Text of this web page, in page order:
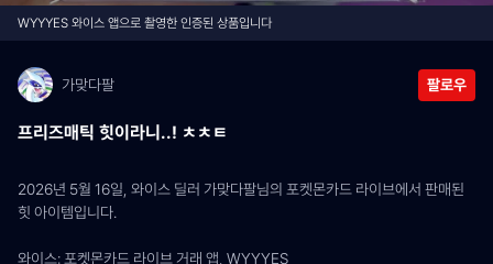
WYYYES 와이스 앱으로 촬영한 인증된 상품입니다
가맞다팔 팔로우
프리즈매틱 힛이라니..! ㅊㅊㅌ
2026년 5월 16일, 와이스 딜러 가맞다팔님의 포켓몬카드 라이브에서 판매된
힛 아이템입니다.
와이스: 포켓몬카드 라이브 거래 앱, WYYYES